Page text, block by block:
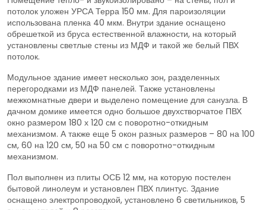
потолок уложен УРСА Терра 150 мм. Для пароизоляции
использована пленка 40 мкм. Внутри здание оснащено
обрешеткой из бруса естественной влажности, на который
установлены светлые стены из МДФ и такой же белый ПВХ
потолок.
Модульное здание имеет несколько зон, разделенных
перегородками из МДФ панелей. Также установлены
межкомнатные двери и выделено помещение для санузла. В
дачном домике имеется одно большое двухстворчатое ПВХ
окно размером 180 х 120 см с поворотно-откидным
механизмом. А также еще 5 окон разных размеров – 80 на 100
см, 60 на 120 см, 50 на 50 см с поворотно-откидным
механизмом.
Пол выполнен из плиты ОСБ 12 мм, на которую постелен
бытовой линолеум и установлен ПВХ плинтус. Здание
оснащено электропроводкой, установлено 6 светильников, 5